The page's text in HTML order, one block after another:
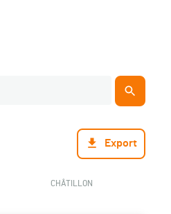
Export
CHÂTILLON